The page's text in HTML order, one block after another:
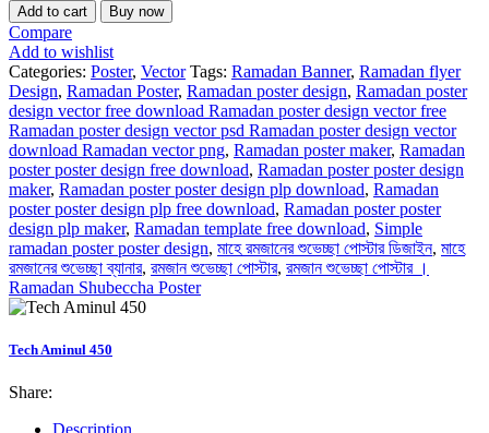
Add to cart Buy now
Compare
Add to wishlist
Categories: Poster, Vector Tags: Ramadan Banner, Ramadan flyer
Design, Ramadan Poster, Ramadan poster design, Ramadan poster
design vector free download Ramadan poster design vector free
Ramadan poster design vector psd Ramadan poster design vector
download Ramadan vector png, Ramadan poster maker, Ramadan
poster poster design free download, Ramadan poster poster design
maker, Ramadan poster poster design plp download, Ramadan
poster poster design plp free download, Ramadan poster poster
design plp maker, Ramadan template free download, Simple
ramadan poster poster design, মাহে রমজানের শুভেচ্ছা পোস্টার ডিজাইন, মাহে
রমজানের শুভেচ্ছা ব্যানার, রমজান শুভেচ্ছা পোস্টার, রমজান শুভেচ্ছা পোস্টার ।
Ramadan Shubeccha Poster
Tech Aminul 450
Share: